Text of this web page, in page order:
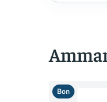
Bon